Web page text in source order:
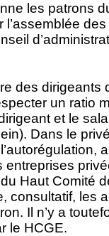
les patrons
l’assemblée
des dirigeants
un ratio
et le
Dans le
entreprises
Haut Comité
consultatif, les
Il n’y a
le HCGE.